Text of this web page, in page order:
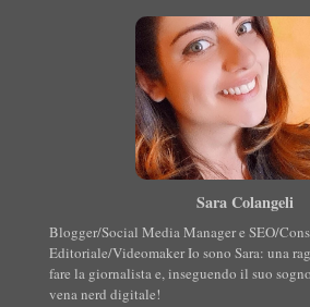
Sara Colangeli
Blogger/Social Media Manager e SEO/
Editoriale/Videomaker Io sono Sara: una
fare la giornalista e, inseguendo il suo
vena nerd digitale!